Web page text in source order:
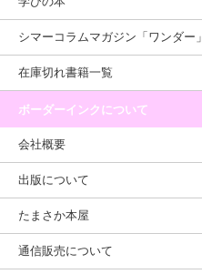
シマーコラムマガジン「ワンダー」
在庫切れ書籍一覧
ボーダーインクについて
会社概要
出版について
たまさか本屋
通信販売について